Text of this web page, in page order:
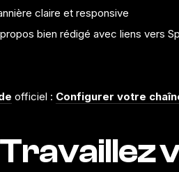
claire et responsive
bien rédigé avec liens vers
officiel : Configurer votre